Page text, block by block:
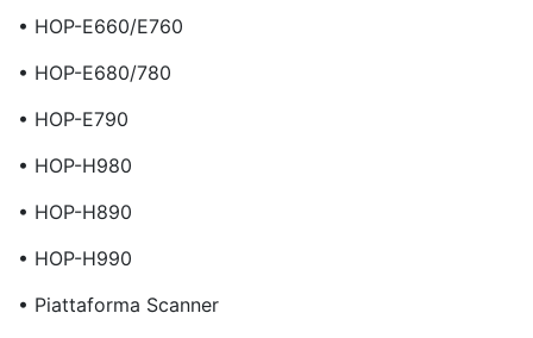
• HOP-E660/E760
• HOP-E680/780
• HOP-E790
• HOP-H980
• HOP-H890
• HOP-H990
• Piattaforma Scanner